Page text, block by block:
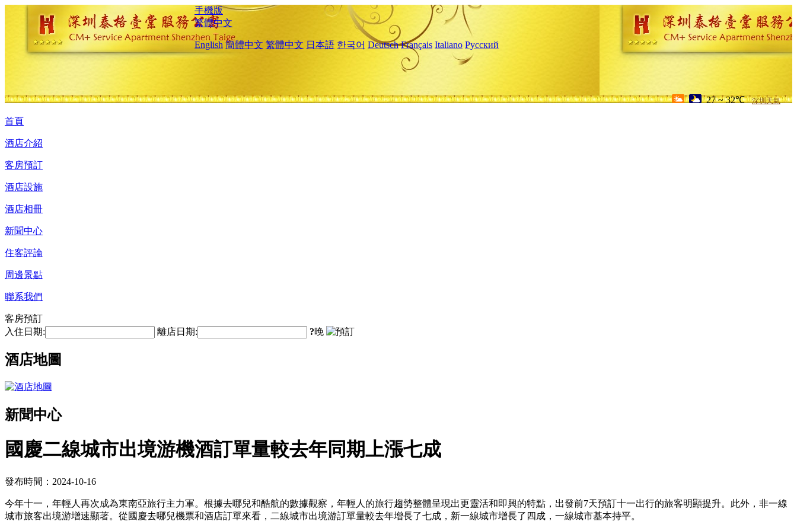
手機版
繁體中文
English 簡體中文 繁體中文 日本語 한국어 Deutsch Français Italiano Русский
27 ~ 32℃ 深圳天氣
首頁
酒店介紹
客房預訂
酒店設施
酒店相冊
新聞中心
住客評論
周邊景點
聯系我們
客房預訂
入住日期:
離店日期: ?晚
酒店地圖
新聞中心
國慶二線城市出境游機酒訂單量較去年同期上漲七成
發布時間：2024-10-16
今年十一，年輕人再次成為東南亞旅行主力軍。根據去哪兒和酷航的數據觀察，年輕人的旅行趨勢整體呈現出更靈活和即興的特點，出發前7天預訂十一出行的旅客明顯提升。此外，非一線
城市旅客出境游增速顯著。從國慶去哪兒機票和酒店訂單來看，二線城市出境游訂單量較去年增長了七成，新一線城市增長了四成，一線城市基本持平。